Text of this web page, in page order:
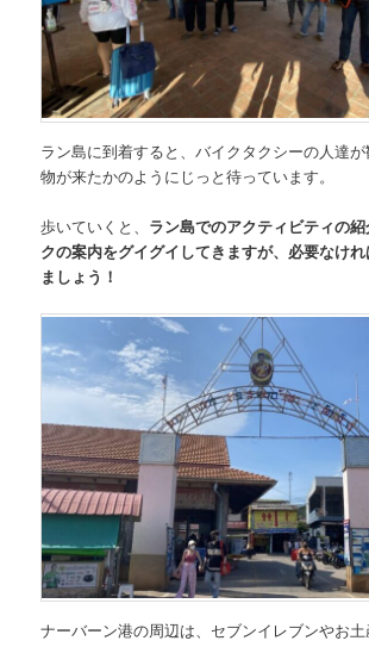
ラン島に到着すると、バイクタクシーの人達
物が来たかのようにじっと待っています。
歩いていくと、 ラン島でのアクティビティの
クの案内をグイグイしてきますが、必要なけ
ましょう！
ナーバーン港の周辺は、セブンイレブンやお